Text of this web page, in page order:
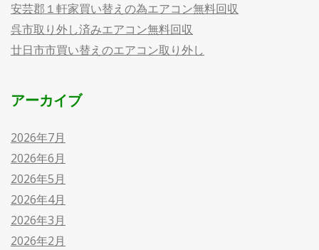
安芸郡１軒家買い替えの為エアコン無料回収
呉市取り外し済みエアコン無料回収
廿日市市買い替えのエアコン取り外し
アーカイブ
2026年7月
2026年6月
2026年5月
2026年4月
2026年3月
2026年2月